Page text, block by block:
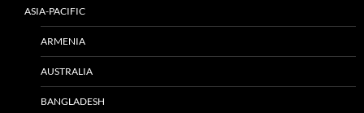
ASIA-PACIFIC
ARMENIA
AUSTRALIA
BANGLADESH